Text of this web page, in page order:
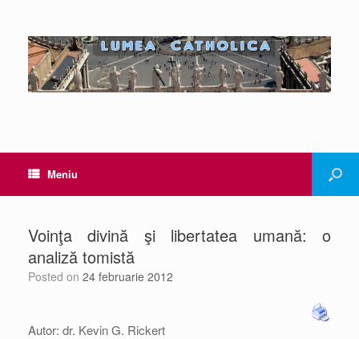
Meniu
Voinţa divină şi libertatea umană: o
analiză tomistă
Posted on 24 februarie 2012
Autor: dr. Kevin G. Rickert